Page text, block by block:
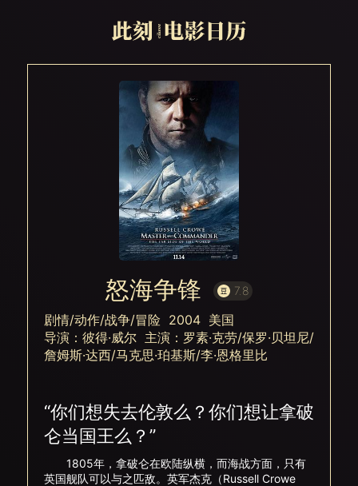
怒海争锋 7.8
剧情/动作/战争/冒险 2004 美国
导演：彼得·威尔 主演：罗素·克劳/保罗·贝坦尼/
詹姆斯·达西/马克思·珀基斯/李·恩格里比
“你们想失去伦敦么？你们想让拿破
仑当国王么？”
1805年，拿破仑在欧陆纵横，而海战方面，只有
英国舰队可以与之匹敌。英军杰克（Russell Crowe